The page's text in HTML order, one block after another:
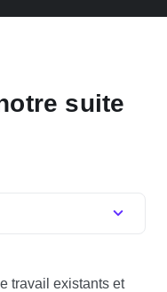
suite
travail existants et